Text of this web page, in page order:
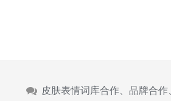
皮肤表情词库合作、品牌合